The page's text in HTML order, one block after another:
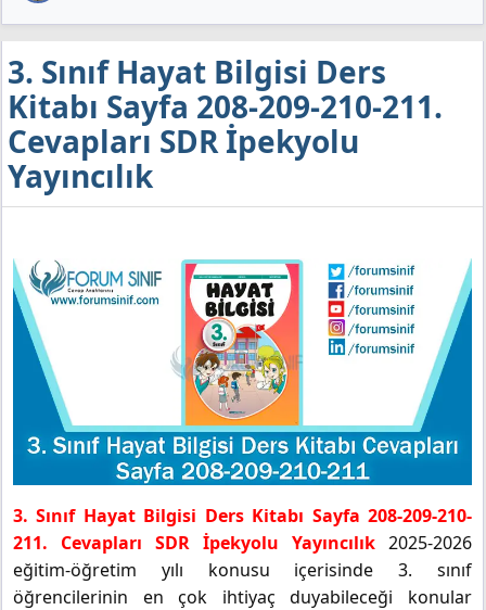
3. Sınıf Hayat Bilgisi Ders
Kitabı Sayfa 208-209-210-211.
Cevapları SDR İpekyolu
Yayıncılık
3. Sınıf Hayat Bilgisi Ders Kitabı Sayfa 208-209-210-
211. Cevapları SDR İpekyolu Yayıncılık 2025-2026
eğitim-öğretim yılı konusu içerisinde 3. sınıf
öğrencilerinin en çok ihtiyaç duyabileceği konular